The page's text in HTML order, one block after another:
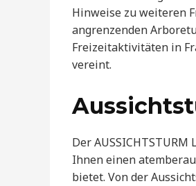
Hinweise zu weiteren
angrenzenden
Freizeitaktivitäten in
vereint.
Der
Ihnen einen
bietet. Von der